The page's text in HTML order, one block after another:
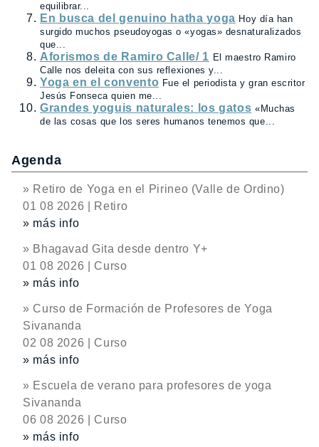
equilibrar...
En busca del genuino hatha yoga Hoy día han
surgido muchos pseudoyogas o «yogas» desnaturalizados
que...
Aforismos de Ramiro Calle/ 1 El maestro Ramiro
Calle nos deleita con sus reflexiones y...
Yoga en el convento Fue el periodista y gran escritor
Jesús Fonseca quien me...
Grandes yoguis naturales: los gatos «Muchas
de las cosas que los seres humanos tenemos que...
Agenda
» Retiro de Yoga en el Pirineo (Valle de Ordino)
01 08 2026 | Retiro
» más info
» Bhagavad Gita desde dentro Y+
01 08 2026 | Curso
» más info
» Curso de Formación de Profesores de Yoga
Sivananda
02 08 2026 | Curso
» más info
» Escuela de verano para profesores de yoga
Sivananda
06 08 2026 | Curso
» más info